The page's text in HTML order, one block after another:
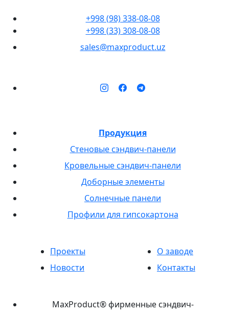
+998 (98) 338-08-08
+998 (33) 308-08-08
sales@maxproduct.uz
Продукция
Стеновые сэндвич-панели
Кровельные сэндвич-панели
Доборные элементы
Солнечные панели
Профили для гипсокартона
Проекты
Новости
О заводе
Контакты
MaxProduct® фирменные сэндвич-